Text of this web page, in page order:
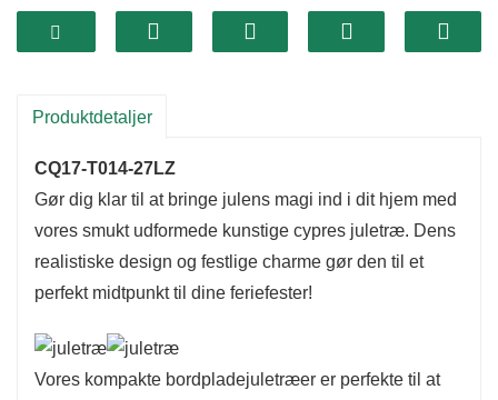
gør det til en unik dekoration eller gave.
Multi-brug:
Disse søde miniaturetræer er ideelle
minihaver, hvilket skaber en festlig atmosfære.
miljøvenlig PE, er dette træ holdbart og nemt at
opbevare, designet til at modstå julesæsonen år
efter år.
Produktdetaljer
CQ17-T014-27LZ
Gør dig klar til at bringe julens magi ind i dit hjem med
vores smukt udformede kunstige cypres juletræ. Dens
realistiske design og festlige charme gør den til et
perfekt midtpunkt til dine feriefester!
Vores kompakte bordpladejuletræer er perfekte til at